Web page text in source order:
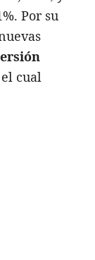
Por su
cual